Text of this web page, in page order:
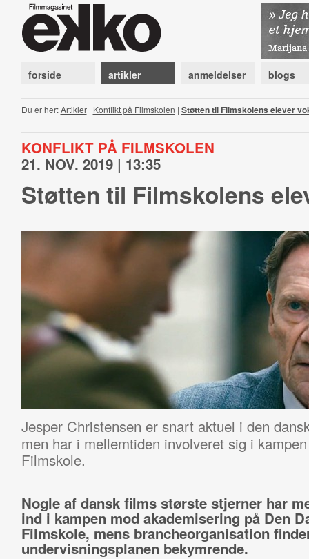
forside artikler anmeldelser blogs
Du er her:Artikler| Konflikt på Filmskolen | Støtten til Filmskolens elever
KONFLIKT PÅ FILMSKOLEN
21. NOV. 2019 | 13:35
Støtten til Filmskolens
Jesper Christensen er snart aktuel i den
men har i mellemtiden involveret sig i
Filmskole.
Nogle af dansk films største stjerner har
ind i kampen mod akademisering på Den
Filmskole, mens brancheorganisation
undervisningsplanen bekymrende.